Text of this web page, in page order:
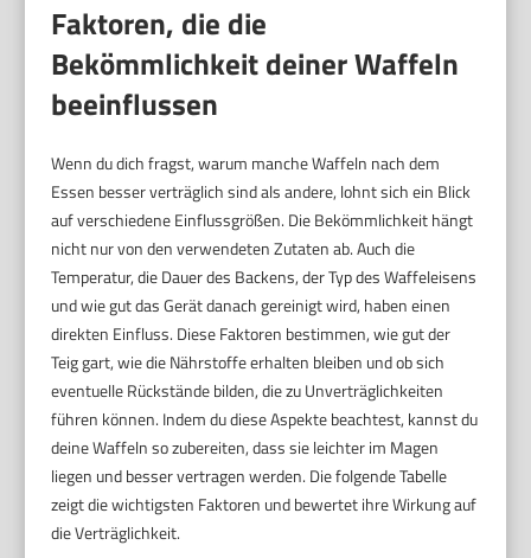
Faktoren, die die
Bekömmlichkeit deiner Waffeln
beeinflussen
Wenn du dich fragst, warum manche Waffeln nach dem
Essen besser verträglich sind als andere, lohnt sich ein Blick
auf verschiedene Einflussgrößen. Die Bekömmlichkeit hängt
nicht nur von den verwendeten Zutaten ab. Auch die
Temperatur, die Dauer des Backens, der Typ des Waffeleisens
und wie gut das Gerät danach gereinigt wird, haben einen
direkten Einfluss. Diese Faktoren bestimmen, wie gut der
Teig gart, wie die Nährstoffe erhalten bleiben und ob sich
eventuelle Rückstände bilden, die zu Unverträglichkeiten
führen können. Indem du diese Aspekte beachtest, kannst du
deine Waffeln so zubereiten, dass sie leichter im Magen
liegen und besser vertragen werden. Die folgende Tabelle
zeigt die wichtigsten Faktoren und bewertet ihre Wirkung auf
die Verträglichkeit.